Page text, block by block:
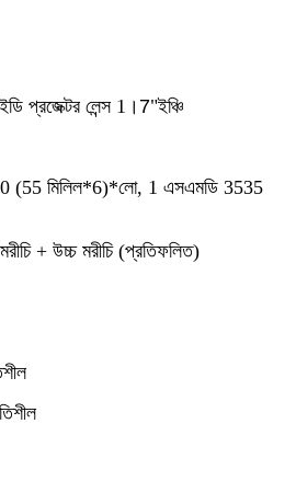
প্রজেক্টর লেন্স 1। 7"ইঞ্চি
(55 মিলিল*6)*লো, 1 এসএমডি 3535
+ উচ্চ মরীচি (প্রতিফলিত)